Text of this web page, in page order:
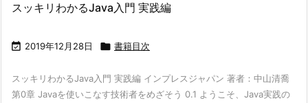
スッキリわかるJava入門 実践編
 2019年12月28日  書籍目次
スッキリわかるJava入門 実践編 インプレスジャパン 著者：中山清喬
第0章 Javaを使いこなす技術者をめざそう 0.1 ようこそ、Java実践の